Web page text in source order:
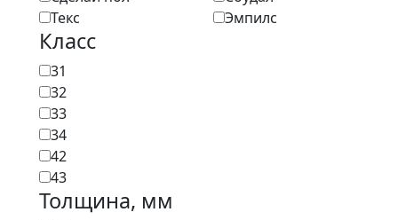
Текс
Эмпилс
Класс
31
32
33
34
42
43
Толщина, мм